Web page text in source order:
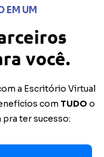
EM UM
você.
a Escritório Virtual
com TUDO o
ter sucesso: